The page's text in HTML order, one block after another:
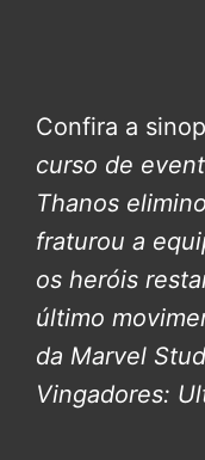
Confira a
curso de
Thanos
fraturou a
os heróis
último
da Marvel
Vingadores: